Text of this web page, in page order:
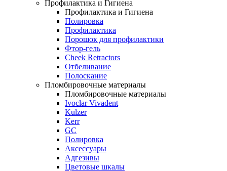
Профилактика и Гигиена
Профилактика и Гигиена
Полировка
Профилактика
Порошок для профилактики
Фтор-гель
Cheek Retractors
Отбеливание
Полоскание
Пломбировочные материалы
Пломбировочные материалы
Ivoclar Vivadent
Kulzer
Kerr
GC
Полировка
Аксессуары
Адгезивы
Цветовые шкалы